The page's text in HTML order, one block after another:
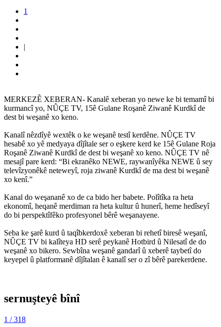
1
|
MERKEZÊ XEBERAN- Kanalê xeberan yo newe ke bi temamî bi
kurmancî yo, NÛÇE TV, 15ê Gulane Roşanê Ziwanê Kurdkî de
dest bi weşanê xo keno.
Kanalî nêzdîyê wextêk o ke weşanê testî kerdêne. NÛÇE TV
hesabê xo yê medyaya dîjîtale ser o eşkere kerd ke 15ê Gulane Roja
Roşanê Ziwanê Kurdkî de dest bi weşanê xo keno. NÛÇE TV nê
mesajî pare kerd: “Bi ekranêko NEWE, raywanîyêka NEWE û sey
televîzyonêkê neteweyî, roja ziwanê Kurdkî de ma dest bi weşanê
xo kenî.”
Kanal do weşananê xo de ca bido her babete. Polîtîka ra heta
ekonomî, heqanê merdiman ra heta kultur û hunerî, heme hedîseyî
do bi perspektîfêko profesyonel bêrê weşanayene.
Seba ke şarê kurd û taqîbkerdoxê xeberan bi rehetî biresê weşanî,
NÛÇE TV bi kalîteya HD serê peykanê Hotbird û Nilesatî de do
weşanê xo bikero. Sewbîna weşanê gandarî û xeberê taybetî do
keyepel û platformanê dîjîtalan ê kanalî ser o zî bêrê parekerdene.
sernuşteyê bînî
1 / 318